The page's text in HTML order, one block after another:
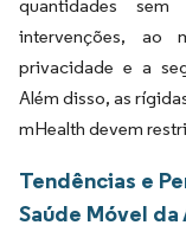
quantidades
intervenções, ao
privacidade e a
Além disso, as
mHealth devem
Tendências e
Saúde Móvel